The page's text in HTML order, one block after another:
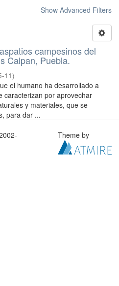
Show Advanced Filters
campesinos del
Calpan, Puebla.
11)
el humano ha desarrollado a
caracterizan por aprovechar
y materiales, que se
para dar ...
Theme by